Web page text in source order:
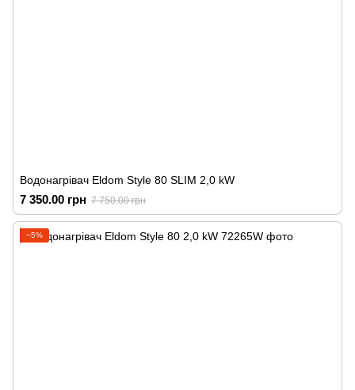
Водонагрівач Eldom Style 80 SLIM 2,0 kW
7 350.00 грн 7 750.00 грн
−5%